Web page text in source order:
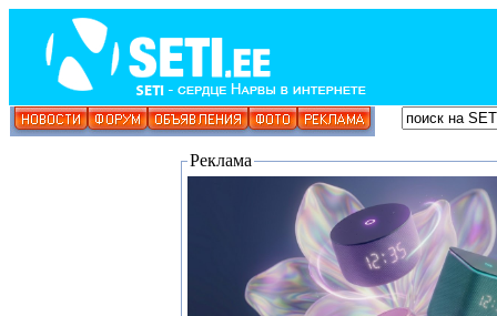
Реклама